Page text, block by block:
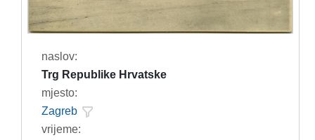
naslov:
Trg Republike Hrvatske
mjesto:
Zagreb
vrijeme: